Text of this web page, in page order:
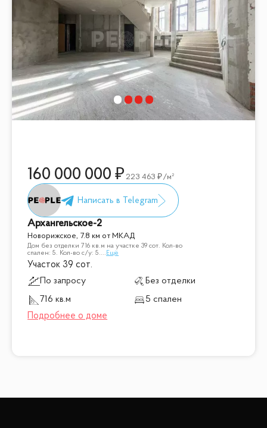
160 000 000 223 463 /м²
Архангельское-2
Новорижское, 7.8 км от МКАД
Дом без отделки 716 кв.м на участке 39 cот. Кол-во
спален: 5. Кол-во с/у: 5.... Ещё
Участок 39 сот.
По запросу
Без отделки
716 кв.м
5 спален